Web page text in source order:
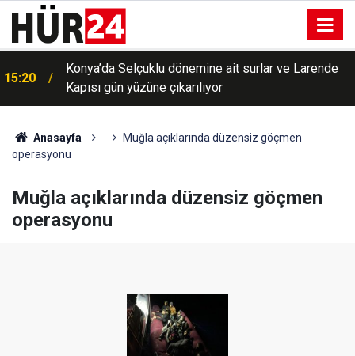
15:20
Konya’da Selçuklu dönemine ait surlar ve Larende
Kapısı gün yüzüne çıkarılıyor
Anasayfa
Muğla açıklarında düzensiz göçmen
operasyonu
Muğla açıklarında düzensiz göçmen
operasyonu